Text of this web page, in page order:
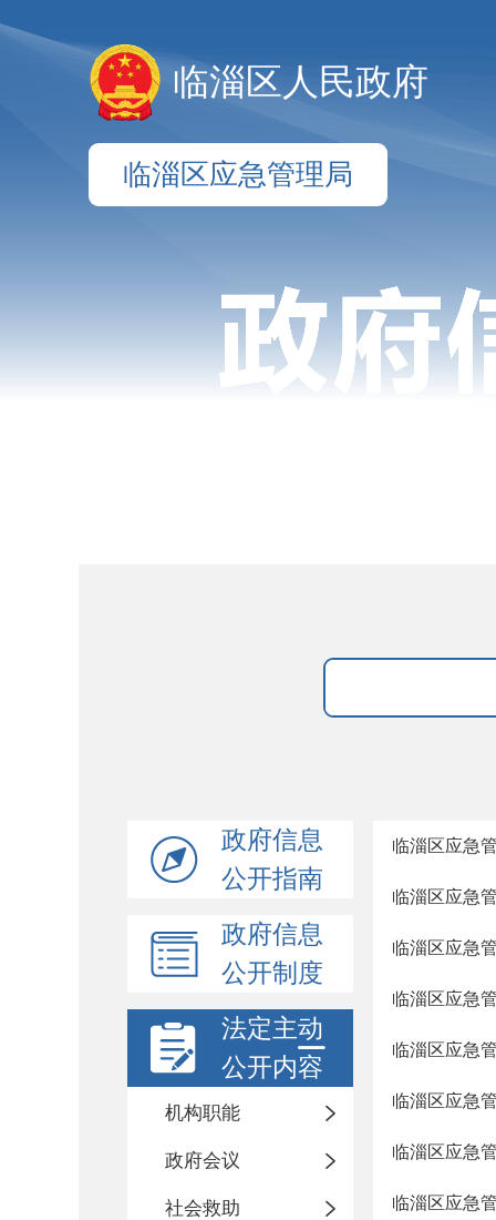
临淄区人民政府
临淄区应急管理局
政府信息
公开指南
政府信息
公开制度
法定主动
公开内容
机构职能
政府会议
社会救助
临淄区应急
临淄区应急
临淄区应急
临淄区应急
临淄区应急
临淄区应急
临淄区应急
临淄区应急